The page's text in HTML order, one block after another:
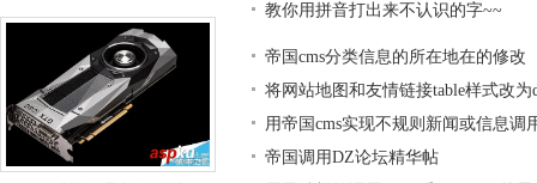
教你用拼音打出来不认识的字~~
帝国cms分类信息的所在地在的修改
将网站地图和友情链接table样式改为
用帝国cms实现不规则新闻或信息调
帝国调用DZ论坛精华帖